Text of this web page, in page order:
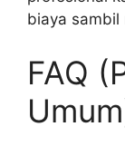
biaya sambil
FAQ